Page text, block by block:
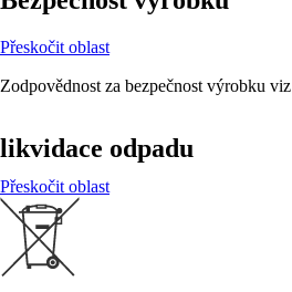
Přeskočit oblast
Zodpovědnost za bezpečnost výrobku viz
likvidace odpadu
Přeskočit oblast